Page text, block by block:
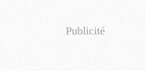
Publicité